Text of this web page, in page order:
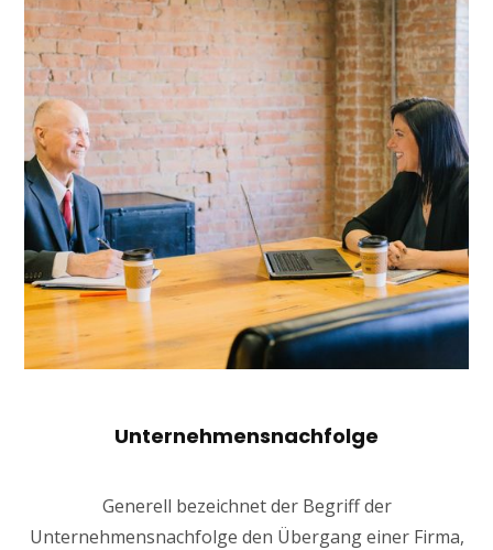
Unternehmensnachfolge
Generell bezeichnet der Begriff der
Unternehmensnachfolge den Übergang einer Firma,